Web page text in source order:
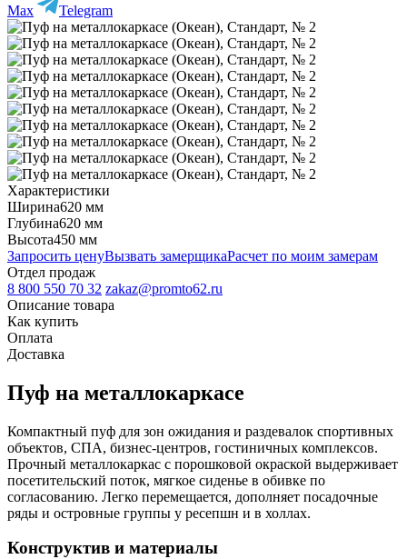
Max Telegram
Характеристики
Ширина620 мм
Глубина620 мм
Высота450 мм
Запросить ценуВызвать замерщикаРасчет по моим замерам
Отдел продаж
8 800 550 70 32 zakaz@promto62.ru
Описание товара
Как купить
Оплата
Доставка
Пуф на металлокаркасе
Компактный пуф для зон ожидания и раздевалок спортивных
объектов, СПА, бизнес-центров, гостиничных комплексов.
Прочный металлокаркас с порошковой окраской выдерживает
посетительский поток, мягкое сиденье в обивке по
согласованию. Легко перемещается, дополняет посадочные
ряды и островные группы у ресепшн и в холлах.
Конструктив и материалы